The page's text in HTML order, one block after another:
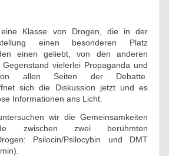
eine Klasse von Drogen, die in der
einen besonderen Platz
einen geliebt, von den anderen
vielerlei Propaganda und
von allen Seiten der Debatte.
sich die Diskussion jetzt und es
Informationen ans Licht.
wir die Gemeinsamkeiten
zwischen zwei berühmten
Psilocin/Psilocybin und DMT